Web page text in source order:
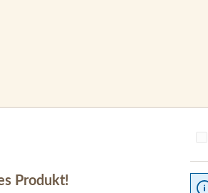
von 0 von 5 Sternen
Produkt!